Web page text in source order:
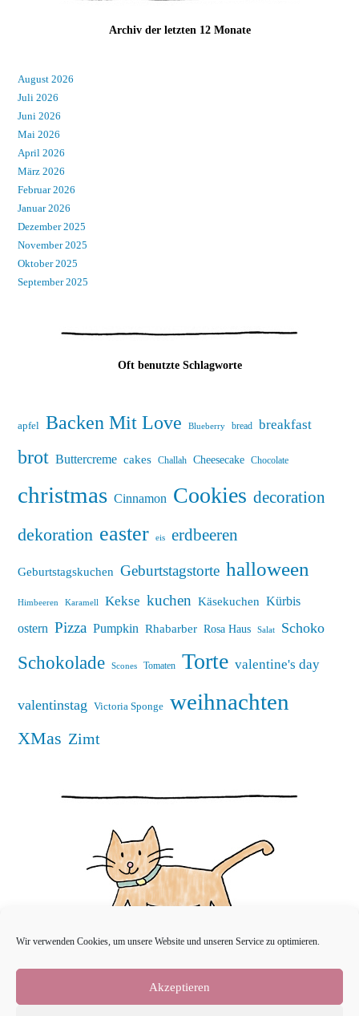
Wir verwenden Cookies, um unsere Website und unseren Service zu optimieren.
Akzeptieren
Archiv der letzten 12 Monate
August 2026
Juli 2026
Juni 2026
Mai 2026
April 2026
März 2026
Februar 2026
Januar 2026
Dezember 2025
November 2025
Oktober 2025
September 2025
Oft benutzte Schlagworte
apfel Backen Mit Love Blueberry bread breakfast
brot Buttercreme cakes Challah Cheesecake Chocolate
christmas Cinnamon Cookies decoration
dekoration easter eis erdbeeren
Geburtstagskuchen Geburtstagstorte halloween
Himbeeren Karamell Kekse kuchen Käsekuchen Kürbis
ostern Pizza Pumpkin Rhabarber Rosa Haus Salat Schoko
Schokolade Scones Tomaten Torte valentine's day
valentinstag Victoria Sponge weihnachten
XMas Zimt